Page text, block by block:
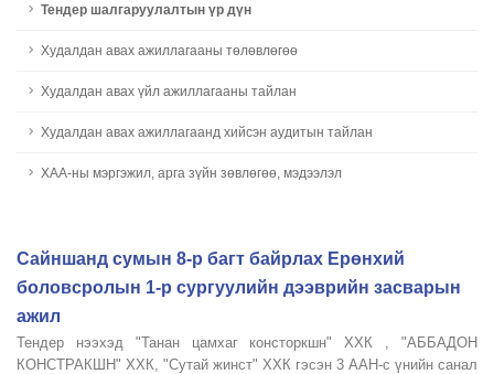
Тендер шалгаруулалтын үр дүн
Худалдан авах ажиллагааны төлөвлөгөө
Худалдан авах үйл ажиллагааны тайлан
Худалдан авах ажиллагаанд хийсэн аудитын тайлан
ХАА-ны мэргэжил, арга зүйн зөвлөгөө, мэдээлэл
Сайншанд сумын 8-р багт байрлах Ерөнхий
боловсролын 1-р сургуулийн дээврийн засварын
ажил
Тендер нээхэд "Танан цамхаг консторкшн" ХХК , "АББАДОН
КОНСТРАКШН" ХХК, "Сутай жинст" ХХК гэсэн 3 ААН-с үнийн санал